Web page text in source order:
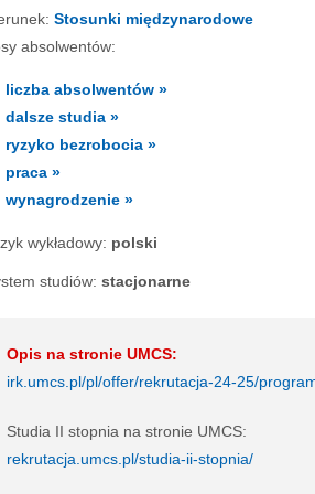
Stosunki międzynarodowe
absolwentów:
liczba absolwentów »
dalsze studia »
ryzyko bezrobocia »
praca »
wynagrodzenie »
wykładowy: polski
studiów: sta­cjo­nar­ne
Opis na stronie UMCS:
irk.umcs.pl/pl/offer/rekrutacja-24-25/
Studia II stopnia na stronie UMCS:
rekrutacja.umcs.pl/studia-ii-stopnia/